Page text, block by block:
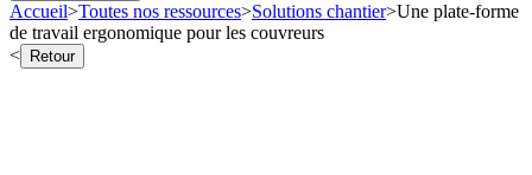
Accueil>Toutes nos ressources>Solutions chantier>Une plate-forme
de travail ergonomique pour les couvreurs
<
Retour